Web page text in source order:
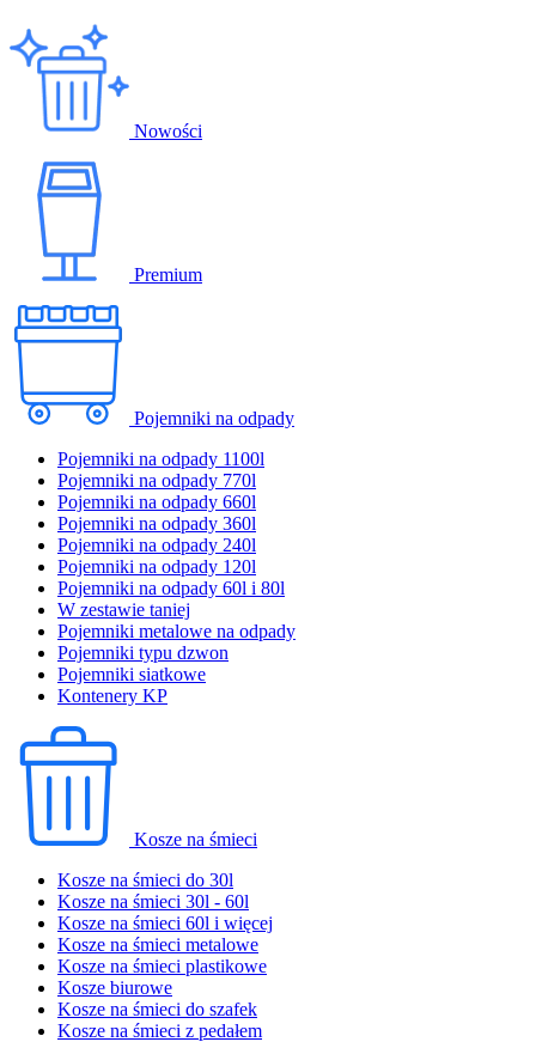
Nowości
Premium
Pojemniki na odpady
Pojemniki na odpady 1100l
Pojemniki na odpady 770l
Pojemniki na odpady 660l
Pojemniki na odpady 360l
Pojemniki na odpady 240l
Pojemniki na odpady 120l
Pojemniki na odpady 60l i 80l
W zestawie taniej
Pojemniki metalowe na odpady
Pojemniki typu dzwon
Pojemniki siatkowe
Kontenery KP
Kosze na śmieci
Kosze na śmieci do 30l
Kosze na śmieci 30l - 60l
Kosze na śmieci 60l i więcej
Kosze na śmieci metalowe
Kosze na śmieci plastikowe
Kosze biurowe
Kosze na śmieci do szafek
Kosze na śmieci z pedałem